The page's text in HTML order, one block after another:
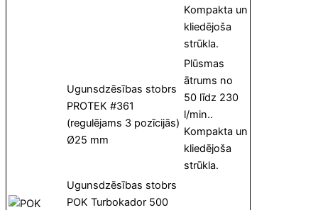
Kompakta un
kliedējoša
strūkla.
Ugunsdzēsības stobrs
PROTEK #361
(regulējams 3 pozīcijās)
Ø25 mm
Plūsmas
ātrums no
50 līdz 230
l/min..
Kompakta un
kliedējoša
strūkla.
Ugunsdzēsības stobrs
POK Turbokador 500